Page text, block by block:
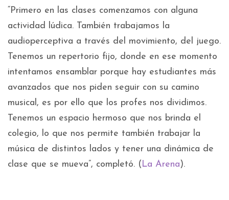
“Primero en las clases comenzamos con alguna
actividad lúdica. También trabajamos la
audioperceptiva a través del movimiento, del juego.
Tenemos un repertorio fijo, donde en ese momento
intentamos ensamblar porque hay estudiantes más
avanzados que nos piden seguir con su camino
musical, es por ello que los profes nos dividimos.
Tenemos un espacio hermoso que nos brinda el
colegio, lo que nos permite también trabajar la
música de distintos lados y tener una dinámica de
clase que se mueva”, completó. ( La Arena).